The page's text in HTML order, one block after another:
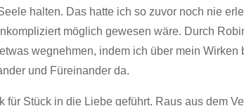
halten. Das hatte ich so zuvor noch nie
möglich gewesen wäre. Durch
wegnehmen, indem ich über mein
und Füreinander da.
für Stück in die Liebe geführt. Raus aus dem